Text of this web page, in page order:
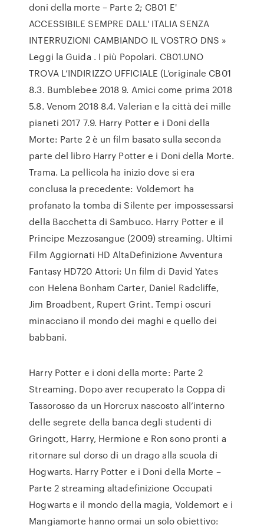
doni della morte – Parte 2; CB01 E'
ACCESSIBILE SEMPRE DALL' ITALIA SENZA
INTERRUZIONI CAMBIANDO IL VOSTRO DNS »
Leggi la Guida . I più Popolari. CB01.UNO
TROVA L’INDIRIZZO UFFICIALE (L’originale CB01
8.3. Bumblebee 2018 9. Amici come prima 2018
5.8. Venom 2018 8.4. Valerian e la città dei mille
pianeti 2017 7.9. Harry Potter e i Doni della
Morte: Parte 2 è un film basato sulla seconda
parte del libro Harry Potter e i Doni della Morte.
Trama. La pellicola ha inizio dove si era
conclusa la precedente: Voldemort ha
profanato la tomba di Silente per impossessarsi
della Bacchetta di Sambuco. Harry Potter e il
Principe Mezzosangue (2009) streaming. Ultimi
Film Aggiornati HD AltaDefinizione Avventura
Fantasy HD720 Attori: Un film di David Yates
con Helena Bonham Carter, Daniel Radcliffe,
Jim Broadbent, Rupert Grint. Tempi oscuri
minacciano il mondo dei maghi e quello dei
babbani.
Harry Potter e i doni della morte: Parte 2
Streaming. Dopo aver recuperato la Coppa di
Tassorosso da un Horcrux nascosto all’interno
delle segrete della banca degli studenti di
Gringott, Harry, Hermione e Ron sono pronti a
ritornare sul dorso di un drago alla scuola di
Hogwarts. Harry Potter e i Doni della Morte –
Parte 2 streaming altadefinizione Occupati
Hogwarts e il mondo della magia, Voldemort e i
Mangiamorte hanno ormai un solo obiettivo: